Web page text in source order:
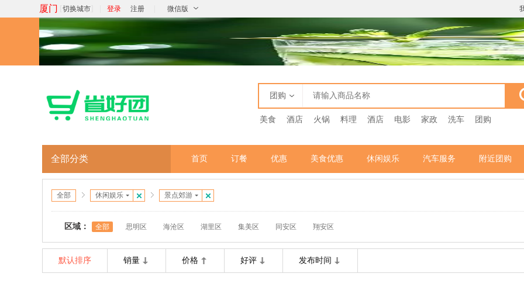
厦门 切换城市 登录 注册 微信版
团购
美食 酒店 火锅 料理 酒店 电影 家政 洗车 团购
全部分类 首页 订餐 优惠 美食优惠 休闲娱乐 汽车服务 附近团购
全部 休闲娱乐 景点郊游
区域： 全部 思明区 海沧区 湖里区 集美区 同安区 翔安区
默认排序 销量 价格 好评 发布时间